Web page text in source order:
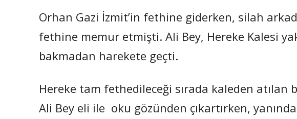
Orhan Gazi İzmit’in fethine giderken, silah
fethine memur etmişti. Ali Bey, Hereke Kalesi
bakmadan harekete geçti.
Hereke tam fethedileceği sırada kaleden atılan
Ali Bey eli ile oku gözünden çıkartırken,